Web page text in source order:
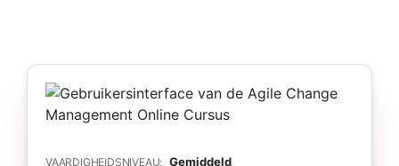
VAARDIGHEIDSNIVEAU: Gemiddeld